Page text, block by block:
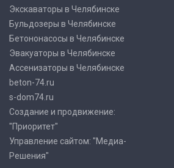
Экскаваторы в Челябинске
Бульдозеры в Челябинске
Бетононасосы в Челябинске
Эвакуаторы в Челябинске
Ассенизаторы в Челябинске
beton-74.ru
s-dom74.ru
Создание и продвижение:
"Приоритет"
Управление сайтом: "Медиа-
Решения"